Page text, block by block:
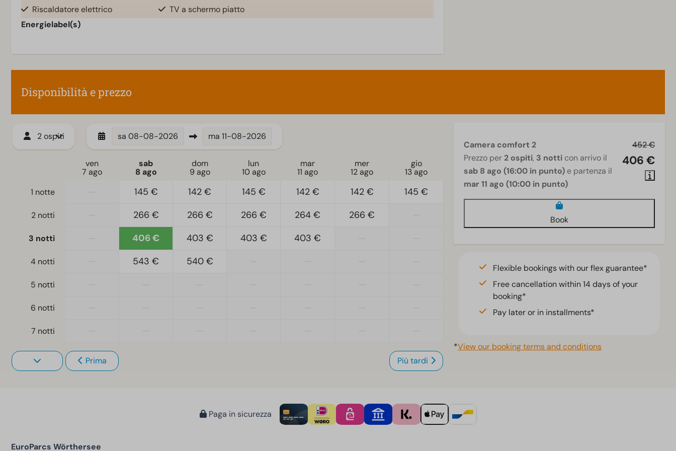
Riscaldatore elettrico
TV a schermo piatto
Energielabel(s)
Disponibilità e prezzo
2 ospiti sa 08-08-2026 ma 11-08-2026
ven
7 ago
sab
8 ago
dom
9 ago
lun
10 ago
mar
11 ago
mer
12 ago
gio
13 ago
1 notte
145 € 142 € 145 € 142 € 142 € 145 €
2 notti 266 € 266 € 266 € 264 € 266 €
3 notti 406 € 403 € 403 € 403 €
4 notti 543 € 540 €
5 notti
6 notti
7 notti
Prima Più tardi
452 €
406 €
Camera comfort 2
Prezzo per 2 ospiti, 3 notti con arrivo il
sab 8 ago (16:00 in punto) e partenza il
mar 11 ago (10:00 in punto)
Book
Flexible bookings with our flex guarantee*
Free cancellation within 14 days of your
booking*
Pay later or in installments*
*View our booking terms and conditions
Paga in sicurezza
EuroParcs Wörthersee